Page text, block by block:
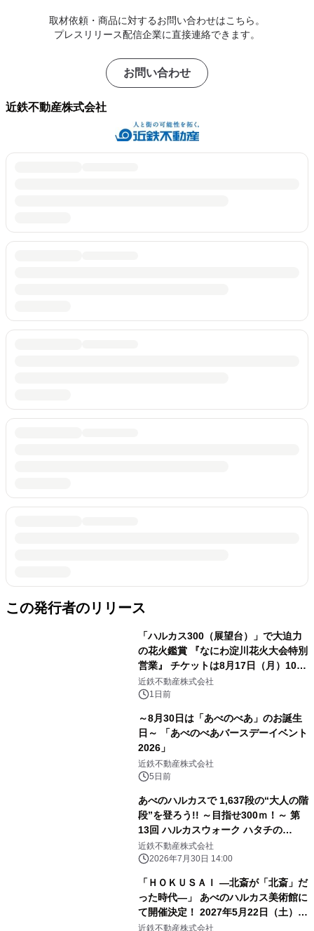
取材依頼・商品に対するお問い合わせはこちら。
プレスリリース配信企業に直接連絡できます。
お問い合わせ
近鉄不動産株式会社
この発行者のリリース
「ハルカス300（展望台）」で大迫力
の花火鑑賞 『なにわ淀川花火大会特別
営業』 チケットは8月17日（月）10時
00分から販売開始！
近鉄不動産株式会社
1日前
～8月30日は「あべのべあ」のお誕生
日～ 「あべのべあバースデーイベント
2026」
近鉄不動産株式会社
5日前
あべのハルカスで 1,637段の“大人の階
段”を登ろう!! ～目指せ300ｍ！～ 第
13回 ハルカスウォーク ハタチの
challenge!! 2027年1月11日（月・
祝）「成人の日」に開催
近鉄不動産株式会社
2026年7月30日 14:00
「ＨＯＫＵＳＡＩ ―北斎が「北斎」だ
った時代―」 あべのハルカス美術館に
て開催決定！ 2027年5月22日（土）か
ら7月19日（月・祝）まで
近鉄不動産株式会社